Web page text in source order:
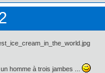
homme à trois jambes ...